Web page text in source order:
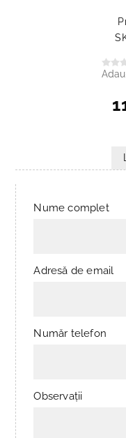
Nume complet
Adresă de email
Număr telefon
Observații